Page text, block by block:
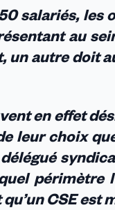
salariés,
au
un autre doit
en effet
leur choix
périmètre
CSE est